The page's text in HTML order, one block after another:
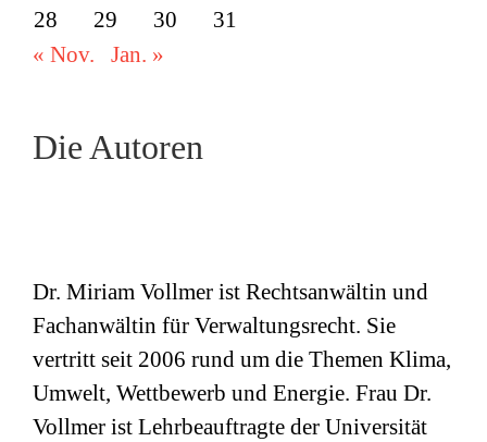
28
29 30
31
« Nov.
Jan. »
Die Autoren
Dr. Miriam Vollmer ist Rechtsanwältin und
Fachanwältin für Verwaltungsrecht. Sie
vertritt seit 2006 rund um die Themen Klima,
Umwelt, Wettbewerb und Energie. Frau Dr.
Vollmer ist Lehrbeauftragte der Universität